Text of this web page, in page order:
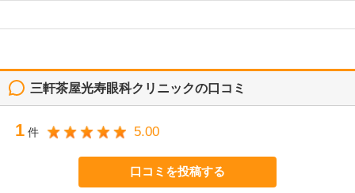
三軒茶屋光寿眼科クリニックの口コミ
1 件 5.00
口コミを投稿する